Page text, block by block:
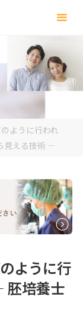
ように行われ
見える技術 ―
ように行
胚培養士